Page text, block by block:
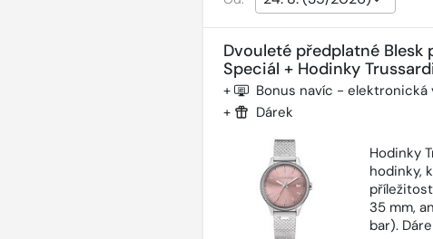
Dvouleté předplatné Blesk
Speciál + Hodinky
+ Bonus navíc - elektronická
+ Dárek
Hodinky
hodinky,
35 mm,
bar).